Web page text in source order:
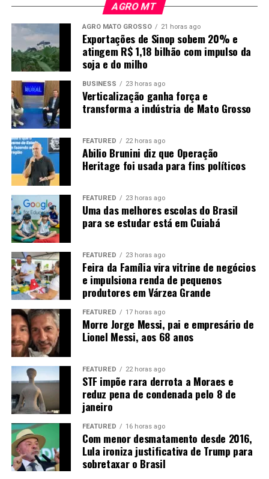
AGRO MT
AGRO MATO GROSSO 21 horas ago
Exportações de Sinop sobem 20% e
atingem R$ 1,18 bilhão com impulso da
soja e do milho
BUSINESS 23 horas ago
Verticalização ganha força e
transforma a indústria de Mato Grosso
FEATURED 22 horas ago
Abilio Brunini diz que Operação
Heritage foi usada para fins políticos
FEATURED 23 horas ago
Uma das melhores escolas do Brasil
para se estudar está em Cuiabá
FEATURED 23 horas ago
Feira da Família vira vitrine de negócios
e impulsiona renda de pequenos
produtores em Várzea Grande
FEATURED 17 horas ago
Morre Jorge Messi, pai e empresário de
Lionel Messi, aos 68 anos
FEATURED 22 horas ago
STF impõe rara derrota a Moraes e
reduz pena de condenada pelo 8 de
janeiro
FEATURED 16 horas ago
Com menor desmatamento desde 2016,
Lula ironiza justificativa de Trump para
sobretaxar o Brasil